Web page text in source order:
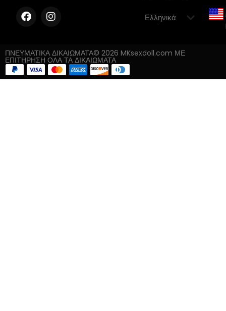
ΠΝΕΥΜΑΤΙΚΑ ΔΙΚΑΙΩΜΑΤΑ© 2026 MKsexdoll.com ΜΕ
ΕΠΙΤΗΡΗΣΗ ΟΛΑ ΤΑ ΔΙΚΑΙΩΜΑΤΑ